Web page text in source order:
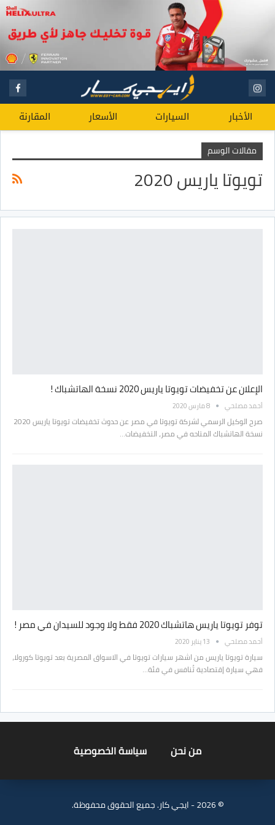
الأخبار السيارات الأسعار المقارنة
مقالات الوسم
تويوتا ياريس 2020
الإعلان عن تخفيضات تويوتا ياريس 2020 نسخة الهاتشباك !
أحمد مصلحي 8 مارس 2020
صرح الوكيل الرسمي لشركة تويوتا في مصر عن حدوث تخفيضات تويوتا ياريس 2020
نسخة الهاتشباك المتاحه في مصر، التخفيضات…
توفر تويوتا ياريس هاتشباك 2020 فقط ولا وجود للسيدان في مصر !
أحمد مصلحي 13 يناير 2020
سيارة تويوتا ياريس من اشهر سيارات تويوتا في الاسواق المصرية بعد تويوتا كورولا،
فهي سيارة إقتصادية تُنافس في فئة…
من نحن سياسة الخصوصية
© 2026 - ايجي كار. جميع الحقوق محفوظة.